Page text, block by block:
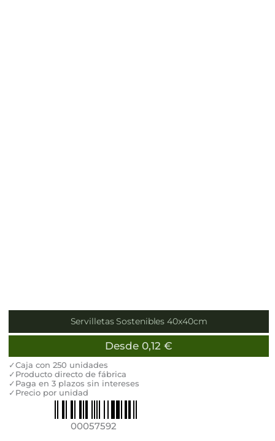
Servilletas Sostenibles 40x40cm
Desde 0,12 €
✓Caja con 250 unidades
✓Producto directo de fábrica
✓Paga en 3 plazos sin intereses
✓Precio por unidad
00057592